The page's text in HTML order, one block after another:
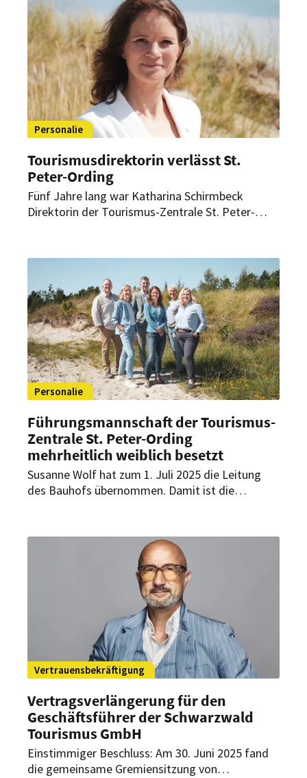
mitgestalten und das
Tourismusentwicklungskonzept bis Ende 2026
finalisieren.
Personalie
Tourismusdirektorin verlässt St.
Peter-Ording
Fünf Jahre lang war Katharina Schirmbeck
Direktorin der Tourismus-Zentrale St. Peter-
Tätigkeit niederlegen.
Personalie
Führungsmannschaft der Tourismus-
Zentrale St. Peter-Ording
mehrheitlich weiblich besetzt
Susanne Wolf hat zum 1. Juli 2025 die Leitung
des Bauhofs übernommen. Damit ist die
sondern weist auch einen bemerkenswert hohen
Vertrauensbekräftigung
Vertragsverlängerung für den
Geschäftsführer der Schwarzwald
Tourismus GmbH
Einstimmiger Beschluss: Am 30. Juni 2025 fand
die gemeinsame Gremiensitzung von